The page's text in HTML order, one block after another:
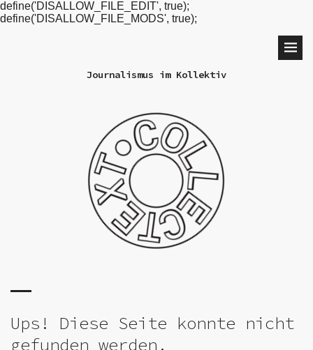
define('DISALLOW_FILE_EDIT', true);
define('DISALLOW_FILE_MODS', true);
Journalismus im Kollektiv
Ups! Diese Seite konnte nicht
gefunden werden.